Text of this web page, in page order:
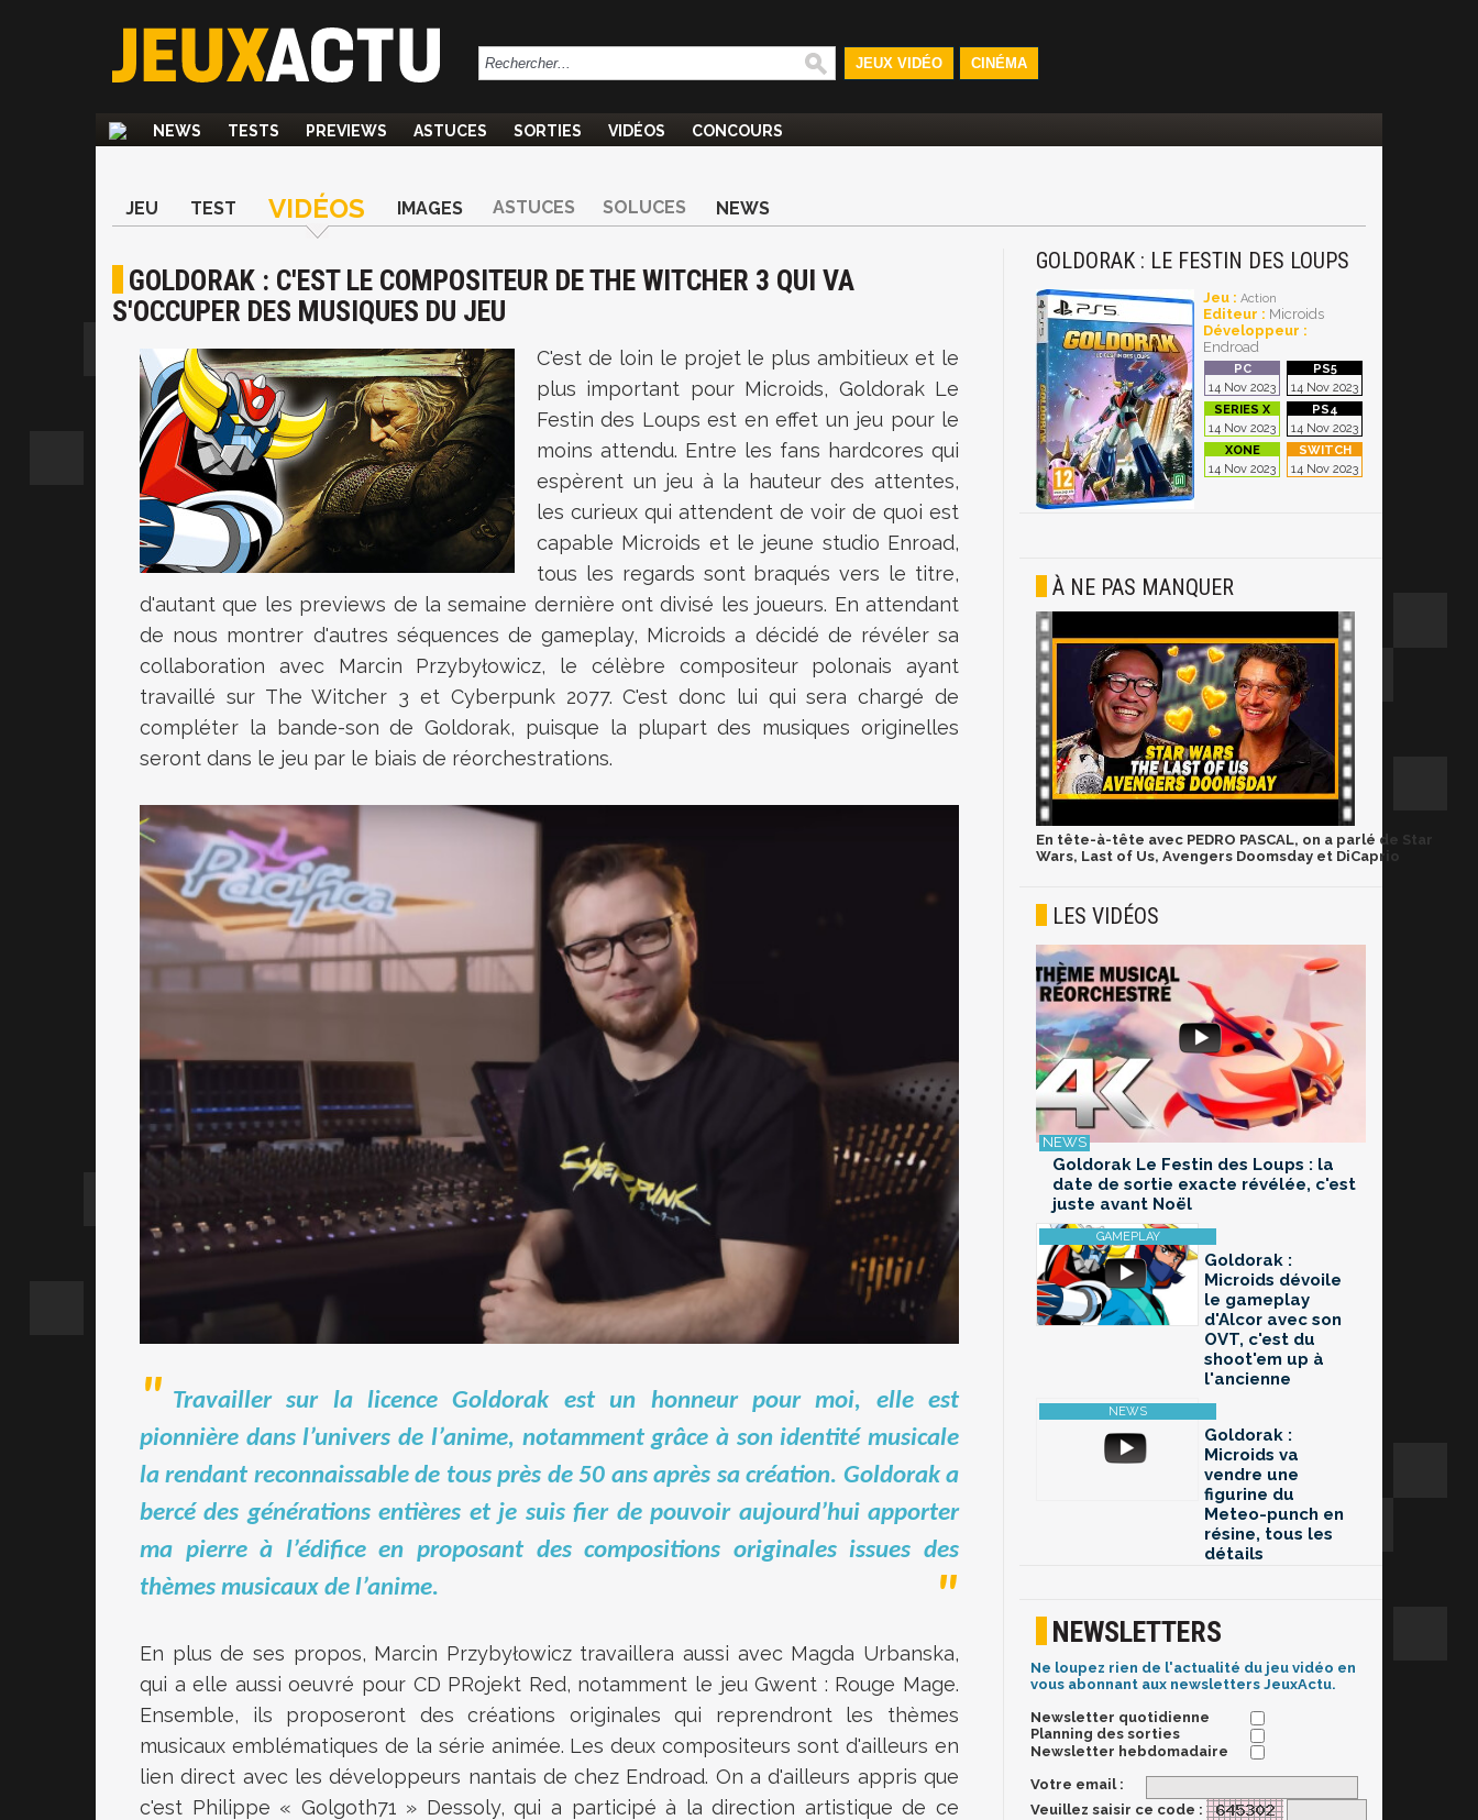
JEUX VIDÉO CINÉMA
NEWS TESTS PREVIEWS ASTUCES SORTIES VIDÉOS CONCOURS
JEU TEST VIDÉOS IMAGES ASTUCES SOLUCES NEWS
GOLDORAK : C'EST LE COMPOSITEUR DE THE WITCHER 3 QUI VA
S'OCCUPER DES MUSIQUES DU JEU
C'est de loin le projet le plus ambitieux et le
plus important pour Microids, Goldorak Le
Festin des Loups est en effet un jeu pour le
moins attendu. Entre les fans hardcores qui
espèrent un jeu à la hauteur des attentes,
les curieux qui attendent de voir de quoi est
capable Microids et le jeune studio Enroad,
tous les regards sont braqués vers le titre,
d'autant que les previews de la semaine dernière ont divisé les joueurs. En attendant
de nous montrer d'autres séquences de gameplay, Microids a décidé de révéler sa
collaboration avec Marcin Przybyłowicz,
le célèbre compositeur polonais ayant
travaillé sur The Witcher 3 et Cyberpunk 2077. C'est donc lui qui sera chargé de
compléter la bande-son de Goldorak, puisque la plupart des musiques originelles
seront dans le jeu par le biais de réorchestrations.
Travailler sur la licence Goldorak est un honneur pour moi, elle est
pionnière dans l’univers de l’anime, notamment grâce à son identité musicale
la rendant reconnaissable de tous près de 50 ans après sa création. Goldorak a
bercé des générations entières et je suis fier de pouvoir aujourd’hui apporter
ma pierre à l’édifice en proposant des compositions originales issues des
thèmes musicaux de l’anime.
En plus de ses propos, Marcin Przybyłowicz travaillera aussi avec Magda Urbanska,
qui a elle aussi oeuvré pour CD PRojekt Red, notamment le jeu Gwent : Rouge Mage.
Ensemble, ils proposeront des créations originales qui reprendront les thèmes
musicaux emblématiques de la série animée. Les deux compositeurs sont d'ailleurs en
lien direct avec les développeurs nantais de chez Endroad. On a d'ailleurs appris que
c'est Philippe « Golgoth71 » Dessoly, qui a participé à la direction artistique de ce
GOLDORAK : LE FESTIN DES LOUPS
Jeu : Action
Editeur : Microids
Développeur :
Endroad
14 Nov 2023 14 Nov 2023
14 Nov 2023 14 Nov 2023
14 Nov 2023 14 Nov 2023
À NE PAS MANQUER
En tête-à-tête avec PEDRO PASCAL, on a parlé de Star
Wars, Last of Us, Avengers Doomsday et DiCaprio
LES VIDÉOS
Goldorak Le Festin des Loups : la
date de sortie exacte révélée, c'est
juste avant Noël
Goldorak :
Microids dévoile
le gameplay
d'Alcor avec son
OVT, c'est du
shoot'em up à
l'ancienne
Goldorak :
Microids va
vendre une
figurine du
Meteo-punch en
résine, tous les
détails
NEWSLETTERS
Ne loupez rien de l'actualité du jeu vidéo en
vous abonnant aux newsletters JeuxActu.
Newsletter quotidienne
Planning des sorties
Newsletter hebdomadaire
Votre email :
Veuillez saisir ce code :